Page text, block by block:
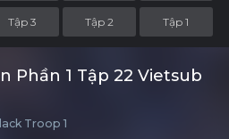
Tập 3 Tập 2 Tập 1
Phần 1 Tập 22 Vietsub
Troop 1